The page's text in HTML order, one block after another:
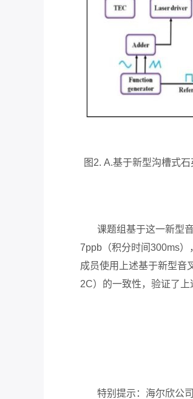
图2. A.基于新型沟槽式
课题组基于这一新型音
7ppb（积分时间300ms）
成员使用上述基于新型音
2C）的一致性，验证了
特别提示：海尔欣公司